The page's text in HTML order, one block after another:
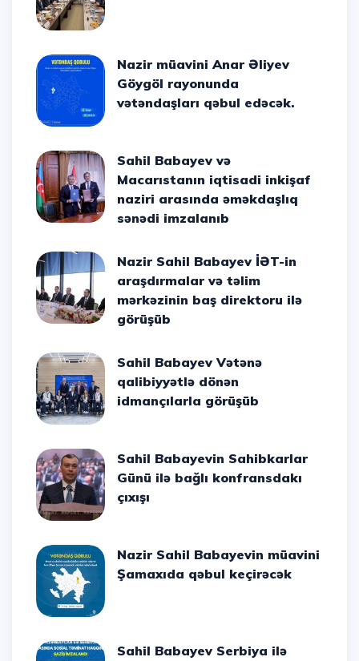
Nazir müavini Anar Əliyev
Göygöl rayonunda
vətəndaşları qəbul edəcək.
Sahil Babayev və
Macarıstanın iqtisadi inkişaf
naziri arasında əməkdaşlıq
sənədi imzalanıb
Nazir Sahil Babayev İƏT-in
araşdırmalar və təlim
mərkəzinin baş direktoru ilə
görüşüb
Sahil Babayev Vətənə
qalibiyyətlə dönən
idmançılarla görüşüb
Sahil Babayevin Sahibkarlar
Günü ilə bağlı konfransdakı
çıxışı
Nazir Sahil Babayevin müavini
Şamaxıda qəbul keçirəcək
Sahil Babayev Serbiya ilə